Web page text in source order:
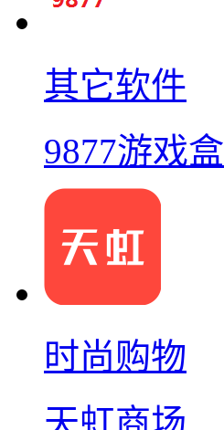
其它软件
9877游戏盒
时尚购物
天虹商场